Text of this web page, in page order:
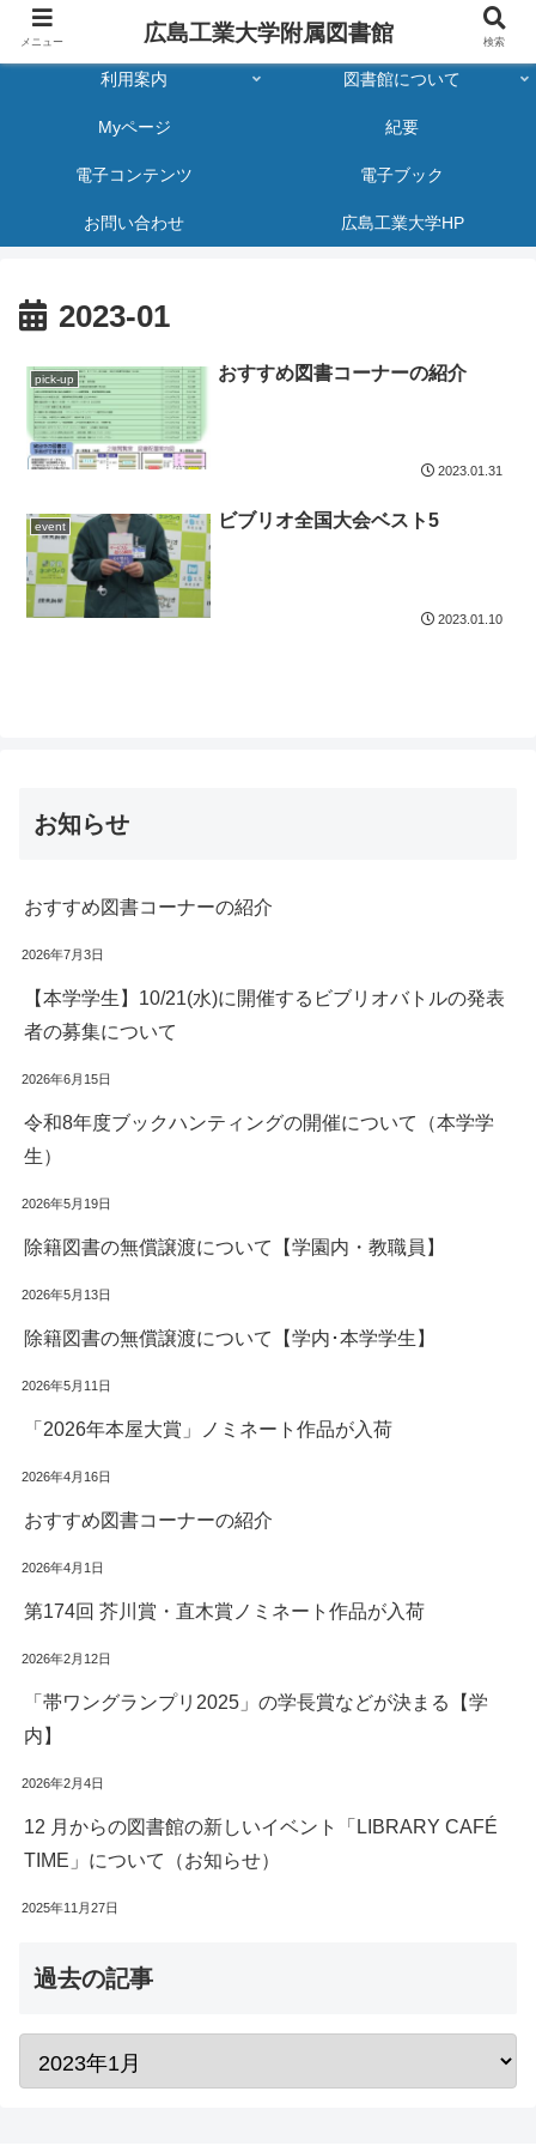
利用案内 図書館について
Myページ 紀要
電子コンテンツ 電子ブック
お問い合わせ 広島工業大学HP
2023-01
pick-up おすすめ図書コーナーの紹介
2023.01.31
event ビブリオ全国大会ベスト5
2023.01.10
お知らせ
おすすめ図書コーナーの紹介
2026年7月3日
【本学学生】10/21(水)に開催するビブリオバトルの発表
者の募集について
2026年6月15日
令和8年度ブックハンティングの開催について（本学学
生）
2026年5月19日
除籍図書の無償譲渡について【学園内・教職員】
2026年5月13日
除籍図書の無償譲渡について【学内･本学学生】
2026年5月11日
「2026年本屋大賞」ノミネート作品が入荷
2026年4月16日
おすすめ図書コーナーの紹介
2026年4月1日
第174回 芥川賞・直木賞ノミネート作品が入荷
2026年2月12日
「帯ワングランプリ2025」の学長賞などが決まる【学
内】
2026年2月4日
12 月からの図書館の新しいイベント「LIBRARY CAFÉ
TIME」について（お知らせ）
2025年11月27日
過去の記事
メニュー 広島工業大学附属図書館 検索